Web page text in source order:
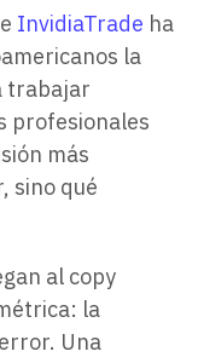
InvidiaTrade ha
la
trabajar
profesionales
más
sino qué
al copy
la
Una